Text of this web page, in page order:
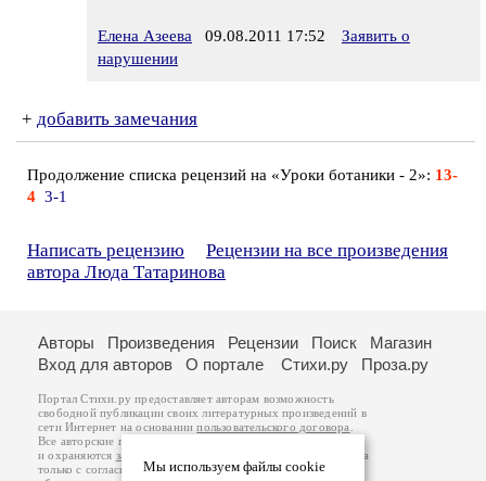
Елена Азеева 09.08.2011 17:52
Заявить о
нарушении
+ добавить замечания
Продолжение списка рецензий на «Уроки ботаники - 2»: 13-
4 3-1
Написать рецензию
Рецензии на все произведения
автора Люда Татаринова
Мы используем файлы cookie
Авторы Произведения Рецензии Поиск
Магазин
Вход для авторов
О портале Стихи.ру Проза.ру
Портал Стихи.ру предоставляет авторам возможность
свободной публикации своих литературных произведений в
сети Интернет на основаниипользовательского договора
Все авторские права на произведения принадлежат авторам
и охраняются законом
. Перепечатка произведений возможна
только с согласия его автора, к которому вы можете